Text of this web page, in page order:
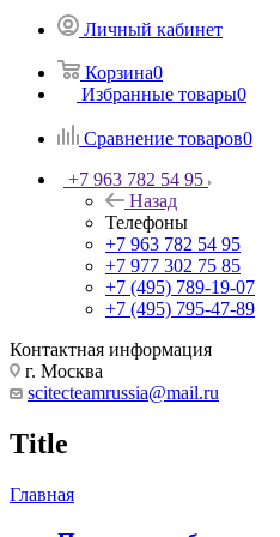
Личный кабинет
Корзина0
Избранные товары0
Сравнение товаров0
+7 963 782 54 95
Назад
Телефоны
+7 963 782 54 95
+7 977 302 75 85
+7 (495) 789-19-07
+7 (495) 795-47-89
Контактная информация
г. Москва
scitecteamrussia@mail.ru
Title
Главная